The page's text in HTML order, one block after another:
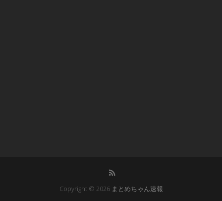
Copyright © 2026 まとめちゃん速報